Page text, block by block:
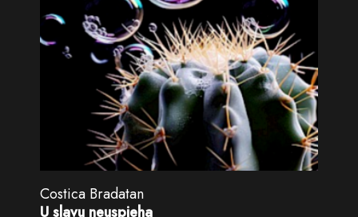
Costica Bradatan
U slavu neuspjeha